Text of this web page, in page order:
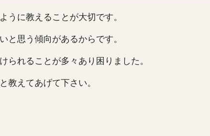
うに教えることが大切です。
と思う傾向があるからです。
れることが多々あり困りました。
教えてあげて下さい。